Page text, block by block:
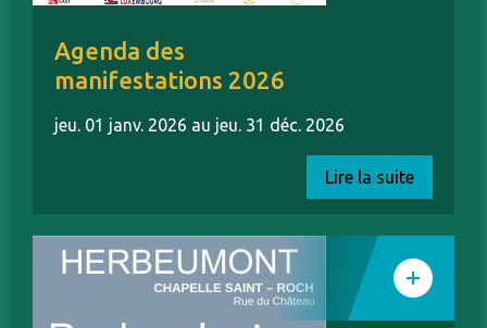
Agenda des
manifestations 2026
jeu. 01 janv. 2026 au jeu. 31 déc. 2026
Lire la suite